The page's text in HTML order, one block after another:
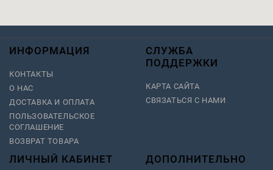
ИНФОРМАЦИЯ
КОНТАКТЫ
О НАС
ДОСТАВКА И ОПЛАТА
ПОЛЬЗОВАТЕЛЬСКОЕ
СОГЛАШЕНИЕ
ВОЗВРАТ ТОВАРА
СЛУЖБА
ПОДДЕРЖКИ
КАРТА САЙТА
СВЯЗАТЬСЯ С НАМИ
ЛИЧНЫЙ КАБИНЕТ ДОПОЛНИТЕЛЬНО